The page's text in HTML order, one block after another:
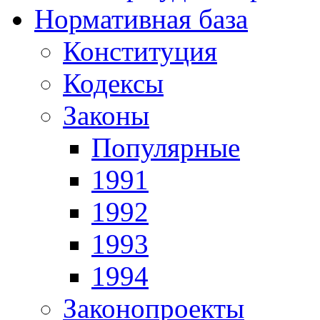
Нормативная база
Конституция
Кодексы
Законы
Популярные
1991
1992
1993
1994
Законопроекты